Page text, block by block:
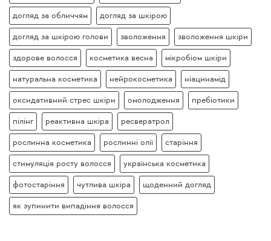
догляд за обличчям догляд за шкірою
догляд за шкірою голови зволоження зволоження шкіри
здорове волосся косметика весна мікробіом шкіри
натуральна косметика нейрокосметика ніацинамід
оксидативний стрес шкіри омолодження пребіотики
пілінг реактивна шкіра ресвератрол
рослинна косметика рослинні олії старіння
стимуляція росту волосся українська косметика
фотостаріння чутлива шкіра щоденний догляд
як зупинити випадіння волосся